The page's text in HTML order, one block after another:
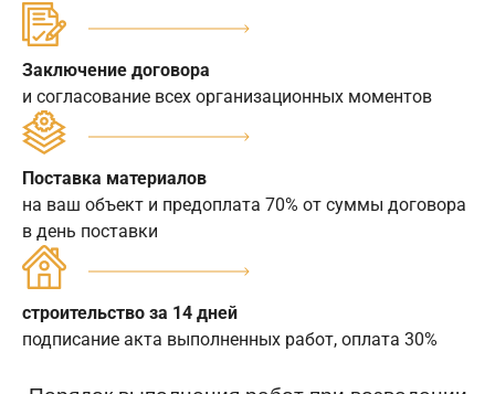
Заключение договора
и согласование всех организационных моментов
Поставка материалов
на ваш объект и предоплата 70% от суммы договора
в день поставки
строительство за 14 дней
подписание акта выполненных работ, оплата 30%